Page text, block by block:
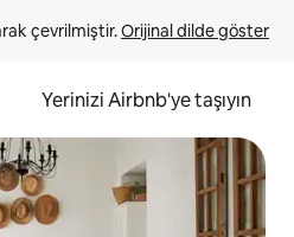
çevrilmiştir. Orijinal dilde göster
Yerinizi Airbnb'ye taşıyın